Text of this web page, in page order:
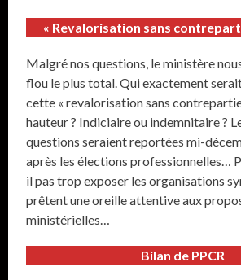
« Revalorisation sans
Malgré nos questions, le ministère
flou le plus total. Qui exactement
cette « revalorisation sans
hauteur ? Indiciaire ou indemnitaire ?
questions seraient reportées mi-
après les élections professionnelles…
il pas trop exposer les organisations
prêtent une oreille attentive aux
ministérielles…
Bilan de PPCR